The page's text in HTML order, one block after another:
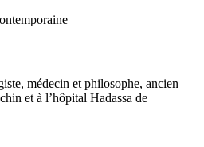
médecin et philosophe, ancien
et à l’hôpital Hadassa de